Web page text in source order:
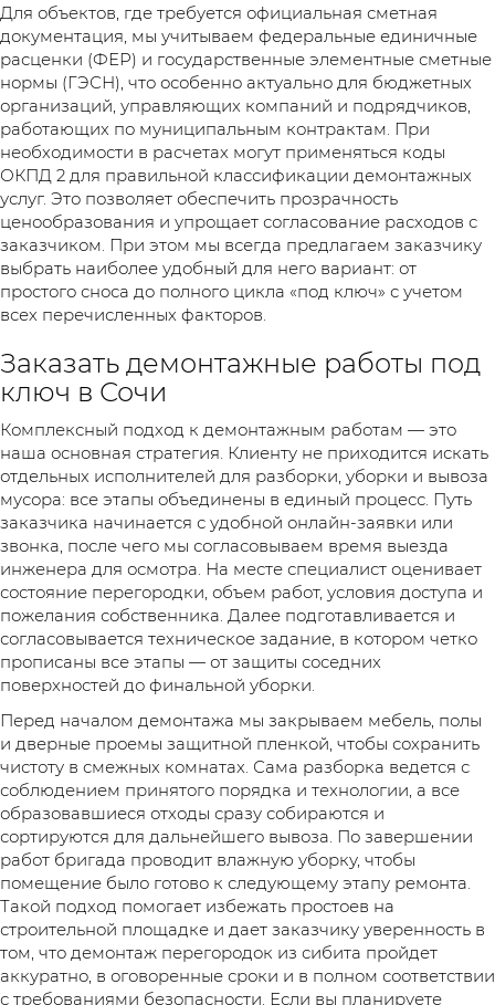
Для объектов, где требуется официальная сметная
документация, мы учитываем федеральные единичные
расценки (ФЕР) и государственные элементные сметные
нормы (ГЭСН), что особенно актуально для бюджетных
организаций, управляющих компаний и подрядчиков,
работающих по муниципальным контрактам. При
необходимости в расчетах могут применяться коды
ОКПД 2 для правильной классификации демонтажных
услуг. Это позволяет обеспечить прозрачность
ценообразования и упрощает согласование расходов с
заказчиком. При этом мы всегда предлагаем заказчику
выбрать наиболее удобный для него вариант: от
простого сноса до полного цикла «под ключ» с учетом
всех перечисленных факторов.
Заказать демонтажные работы под
ключ в Сочи
Комплексный подход к демонтажным работам — это
наша основная стратегия. Клиенту не приходится искать
отдельных исполнителей для разборки, уборки и вывоза
мусора: все этапы объединены в единый процесс. Путь
заказчика начинается с удобной онлайн-заявки или
звонка, после чего мы согласовываем время выезда
инженера для осмотра. На месте специалист оценивает
состояние перегородки, объем работ, условия доступа и
пожелания собственника. Далее подготавливается и
согласовывается техническое задание, в котором четко
прописаны все этапы — от защиты соседних
поверхностей до финальной уборки.
Перед началом демонтажа мы закрываем мебель, полы
и дверные проемы защитной пленкой, чтобы сохранить
чистоту в смежных комнатах. Сама разборка ведется с
соблюдением принятого порядка и технологии, а все
образовавшиеся отходы сразу собираются и
сортируются для дальнейшего вывоза. По завершении
работ бригада проводит влажную уборку, чтобы
помещение было готово к следующему этапу ремонта.
Такой подход помогает избежать простоев на
строительной площадке и дает заказчику уверенность в
том, что демонтаж перегородок из сибита пройдет
аккуратно, в оговоренные сроки и в полном соответствии
с требованиями безопасности. Если вы планируете